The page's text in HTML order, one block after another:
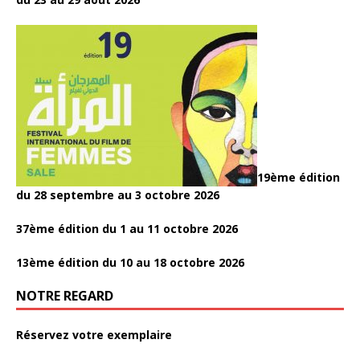
19ème édition
du 28 septembre au 3 octobre 2026
37ème édition du 1 au 11 octobre 2026
13ème édition du 10 au 18 octobre 2026
NOTRE REGARD
Réservez votre exemplaire